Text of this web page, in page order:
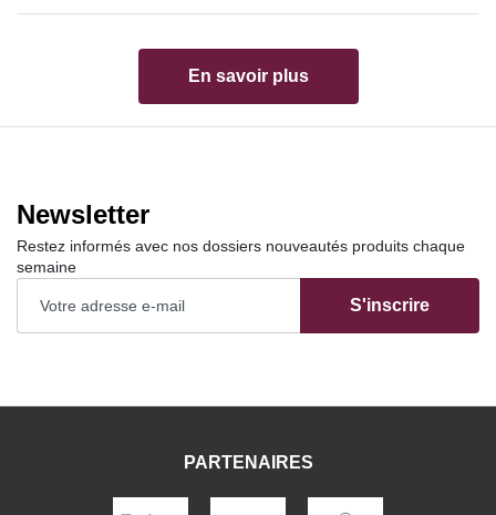
En savoir plus
Newsletter
Restez informés avec nos dossiers nouveautés produits chaque
semaine
S'inscrire
PARTENAIRES